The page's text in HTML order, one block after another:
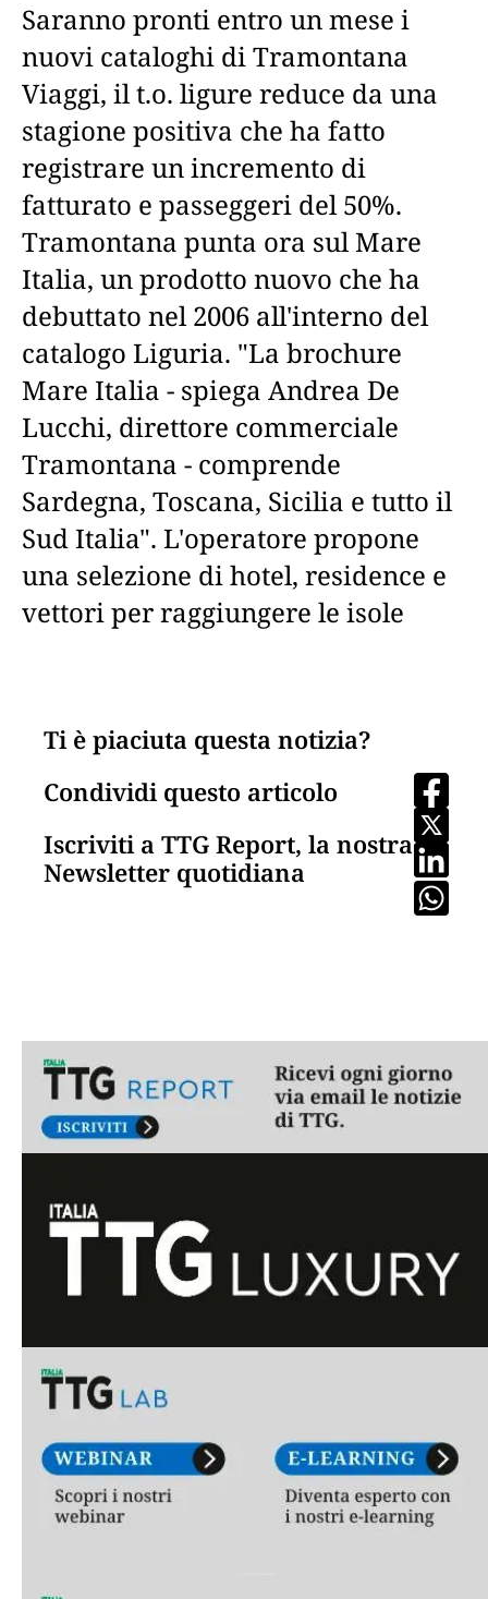
Saranno pronti entro un mese i
nuovi cataloghi di Tramontana
Viaggi, il t.o. ligure reduce da una
stagione positiva che ha fatto
registrare un incremento di
fatturato e passeggeri del 50%.
Tramontana punta ora sul Mare
Italia, un prodotto nuovo che ha
debuttato nel 2006 all'interno del
catalogo Liguria. "La brochure
Mare Italia - spiega Andrea De
Lucchi, direttore commerciale
Tramontana - comprende
Sardegna, Toscana, Sicilia e tutto il
Sud Italia". L'operatore propone
una selezione di hotel, residence e
vettori per raggiungere le isole
Ti è piaciuta questa notizia?
Condividi questo articolo
Iscriviti a TTG Report, la nostra
Newsletter quotidiana